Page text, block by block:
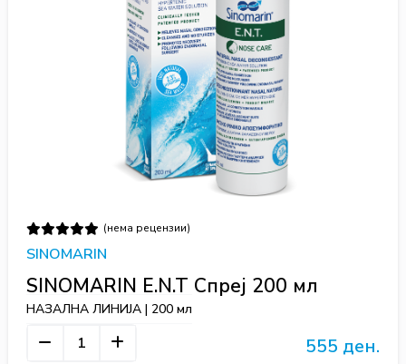
(нема рецензии)
SINOMARIN
SINOMARIN E.N.T Спреј 200 мл
НАЗАЛНА ЛИНИЈА | 200 мл
555 ден.